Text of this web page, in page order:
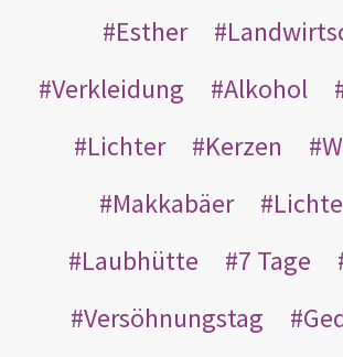
Esther
Verkleidung
Alkohol
Lichter
Kerzen
Makkabäer
Laubhütte
7 Tage
Versöhnungstag